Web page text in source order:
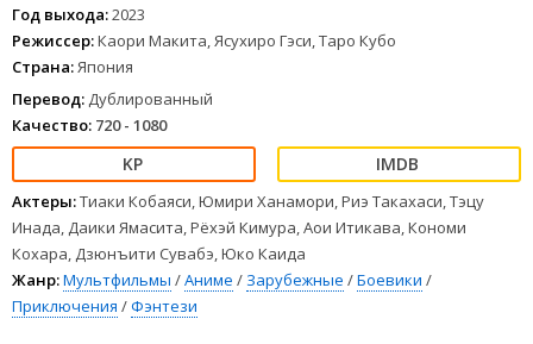
Год выхода:2023
Режиссер:Каори Макита, Ясухиро Гэси, Таро Кубо
Страна:Япония
Перевод: Дублированный
Качество: 720 - 1080
Актеры:Тиаки Кобаяси, Юмири Ханамори, Риэ Такахаси, Тэцу
Инада, Даики Ямасита, Рёхэй Кимура, Аои Итикава, Кономи
Кохара, Дзюнъити Сувабэ, Юко Каида
Жанр:Мультфильмы /Аниме / Зарубежные /Боевики /
Приключения /Фэнтези